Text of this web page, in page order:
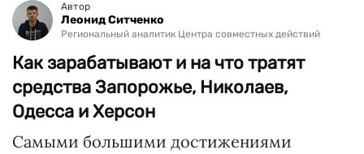
Автор
Леонид Ситченко
Региональный аналитик Центра совместных действий
Как зарабатывают и на что тратят
средства Запорожье, Николаев,
Одесса и Херсон
Самыми большими достижениями